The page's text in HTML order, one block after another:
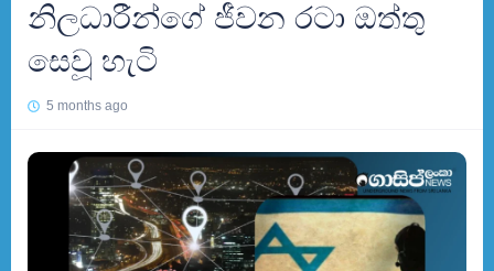
නිලධාරීන්ගේ ජීවන රටා ඔත්තු
සෙවූ හැටි
5 months ago